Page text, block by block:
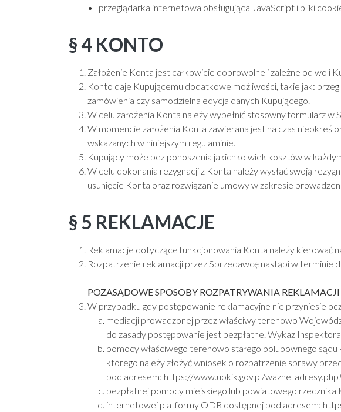
przeglądarka internetowa obsługująca JavaScript i pliki
§ 4 KONTO
Założenie Konta jest całkowicie dobrowolne i zależne od woli
Konto daje Kupującemu dodatkowe możliwości, takie jak:
zamówienia czy samodzielna edycja danych Kupującego.
W celu założenia Konta należy wypełnić stosowny formularz w
W momencie założenia Konta zawierana jest na czas
wskazanych w niniejszym regulaminie.
Kupujący może bez ponoszenia jakichkolwiek kosztów w
W celu dokonania rezygnacji z Konta należy wysłać swoją
usunięcie Konta oraz rozwiązanie umowy w zakresie
§ 5 REKLAMACJE
Reklamacje dotyczące funkcjonowania Konta należy kierować
Rozpatrzenie reklamacji przez Sprzedawcę nastąpi w terminie
POZASĄDOWE SPOSOBY ROZPATRYWANIA
W przypadku gdy postępowanie reklamacyjne nie przyniesie
mediacji prowadzonej przez właściwy terenowo
do zasady postępowanie jest bezpłatne. Wykaz
pomocy właściwego terenowo stałego polubownego
którego należy złożyć wniosek o rozpatrzenie sprawy
pod adresem: https://www.uokik.gov.pl/
bezpłatnej pomocy miejskiego lub powiatowego rzecznika
internetowej platformy ODR dostępnej pod adresem: